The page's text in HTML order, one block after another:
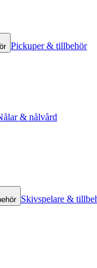
Pickuper & tillbehör
& nålvård
Skivspelare &